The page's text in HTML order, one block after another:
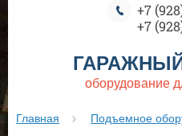
+7
+7
оборудование
Главная Подъемное